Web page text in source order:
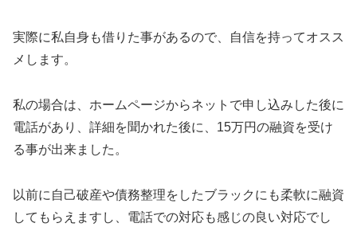
実際に私自身も借りた事があるので、自信を持ってオスス
メします。
私の場合は、ホームページからネットで申し込みした後に
電話があり、詳細を聞かれた後に、15万円の融資を受け
る事が出来ました。
以前に自己破産や債務整理をしたブラックにも柔軟に融資
してもらえますし、電話での対応も感じの良い対応でし